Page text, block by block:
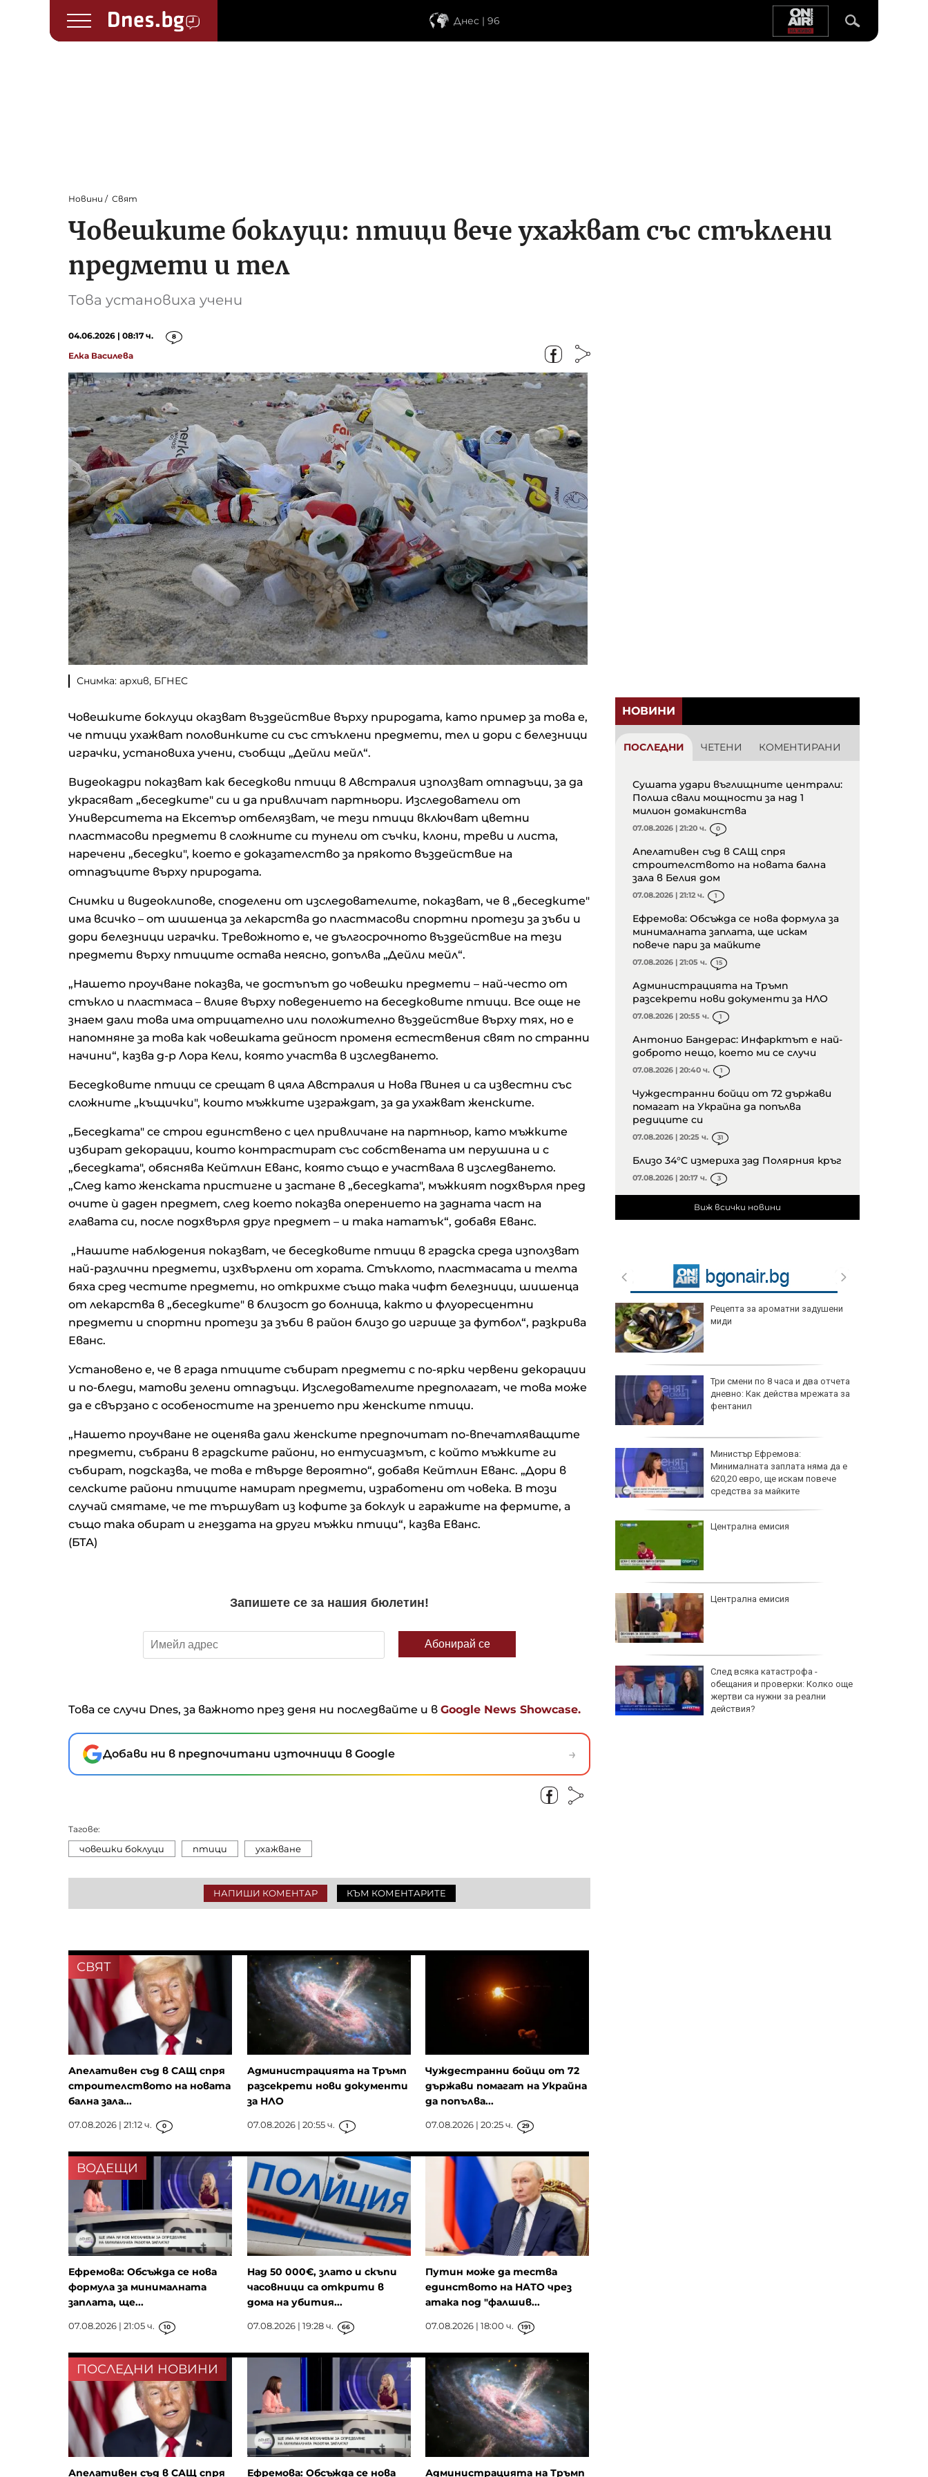
Днес | 96
Новини Свят
Човешките боклуци: птици вече ухажват със стъклени
предмети и тел
Това установиха учени
04.06.2026 | 08:17 ч. 8
Елка Василева
Снимка: архив, БГНЕС
Човешките боклуци оказват въздействие върху природата, като пример за това е,
че птици ухажват половинките си със стъклени предмети, тел и дори с белезници
играчки, установиха учени, съобщи „Дейли мейл“.
Видеокадри показват как беседкови птици в Австралия използват отпадъци, за да
украсяват „беседките" си и да привличат партньори. Изследователи от
Университета на Ексетър отбелязват, че тези птици включват цветни
пластмасови предмети в сложните си тунели от съчки, клони, треви и листа,
наречени „беседки", което е доказателство за прякото въздействие на
отпадъците върху природата.
Снимки и видеоклипове, споделени от изследователите, показват, че в „беседките"
има всичко – от шишенца за лекарства до пластмасови спортни протези за зъби и
дори белезници играчки. Тревожното е, че дългосрочното въздействие на тези
предмети върху птиците остава неясно, допълва „Дейли мейл“.
„Нашето проучване показва, че достъпът до човешки предмети – най-често от
стъкло и пластмаса – влияе върху поведението на беседковите птици. Все още не
знаем дали това има отрицателно или положително въздействие върху тях, но е
напомняне за това как човешката дейност променя естествения свят по странни
начини“, казва д-р Лора Кели, която участва в изследването.
Беседковите птици се срещат в цяла Австралия и Нова Гвинея и са известни със
сложните „къщички", които мъжките изграждат, за да ухажват женските.
„Беседката" се строи единствено с цел привличане на партньор, като мъжките
избират декорации, които контрастират със собствената им перушина и с
„беседката", обяснява Кейтлин Еванс, която също е участвала в изследването.
„След като женската пристигне и застане в „беседката", мъжкият подхвърля пред
очите ѝ даден предмет, след което показва оперението на задната част на
главата си, после подхвърля друг предмет – и така нататък“, добавя Еванс.
„Нашите наблюдения показват, че беседковите птици в градска среда използват
най-различни предмети, изхвърлени от хората. Стъклото, пластмасата и телта
бяха сред честите предмети, но открихме също така чифт белезници, шишенца
от лекарства в „беседките" в близост до болница, както и флуоресцентни
предмети и спортни протези за зъби в район близо до игрище за футбол“, разкрива
Еванс.
Установено е, че в града птиците събират предмети с по-ярки червени декорации
и по-бледи, матови зелени отпадъци. Изследователите предполагат, че това може
да е свързано с особеностите на зрението при женските птици.
„Нашето проучване не оценява дали женските предпочитат по-впечатляващите
предмети, събрани в градските райони, но ентусиазмът, с който мъжките ги
събират, подсказва, че това е твърде вероятно“, добавя Кейтлин Еванс. „Дори в
селските райони птиците намират предмети, изработени от човека. В този
случай смятаме, че те тършуват из кофите за боклук и гаражите на фермите, а
също така обират и гнездата на други мъжки птици“, казва Еванс.
(БТА)
Това се случи Dnes, за важното през деня ни последвайте и в Google News Showcase.
Добави ни в предпочитани източници в Google →
Тагове:
човешки боклуци птици ухажване
НАПИШИ КОМЕНТАР КЪМ КОМЕНТАРИТЕ
НОВИНИ
ПОСЛЕДНИ ЧЕТЕНИ КОМЕНТИРАНИ
Сушата удари въглищните централи:
Полша свали мощности за над 1
милион домакинства
07.08.2026 | 21:20 ч. 0
Апелативен съд в САЩ спря
строителството на новата бална
зала в Белия дом
07.08.2026 | 21:12 ч. 1
Ефремова: Обсъжда се нова формула за
минималната заплата, ще искам
повече пари за майките
07.08.2026 | 21:05 ч. 15
Администрацията на Тръмп
разсекрети нови документи за НЛО
07.08.2026 | 20:55 ч. 1
Антонио Бандерас: Инфарктът е най-
доброто нещо, което ми се случи
07.08.2026 | 20:40 ч. 1
Чуждестранни бойци от 72 държави
помагат на Украйна да попълва
редиците си
07.08.2026 | 20:25 ч. 31
Близо 34°C измериха зад Полярния кръг
07.08.2026 | 20:17 ч. 3
Виж всички новини
Русия иззе 10 млрд. долара от
бизнеса, а Путин разчита ФСБ да
SOFIX затвори седмицата с ръст
от 1% до 1 311 пункта
В. Нейков: Технологиите с двойна
употреба сближават
гражданския и военния сектор
Европейските акции
придобивания
Рецепта за ароматни задушени
миди
Три смени по 8 часа и два отчета
дневно: Как действа мрежата за
фентанил
Министър Ефремова:
Минималната заплата няма да е
620,20 евро, ще искам повече
средства за майките
Централна емисия
Централна емисия
След всяка катастрофа -
обещания и проверки: Колко още
жертви са нужни за реални
действия?
СВЯТ
Апелативен съд в САЩ спря
строителството на новата
бална зала...
07.08.2026 | 21:12 ч. 0
Администрацията на Тръмп
разсекрети нови документи
за НЛО
07.08.2026 | 20:55 ч. 1
Чуждестранни бойци от 72
държави помагат на Украйна
да попълва...
07.08.2026 | 20:25 ч. 29
ВОДЕЩИ
Ефремова: Обсъжда се нова
формула за минималната
заплата, ще...
07.08.2026 | 21:05 ч. 10
Над 50 000€, злато и скъпи
часовници са открити в
дома на убития...
07.08.2026 | 19:28 ч. 66
Путин може да тества
единството на НАТО чрез
атака под "фалшив...
07.08.2026 | 18:00 ч. 191
ПОСЛЕДНИ НОВИНИ
Апелативен съд в САЩ спря Ефремова: Обсъжда се нова Администрацията на Тръмп